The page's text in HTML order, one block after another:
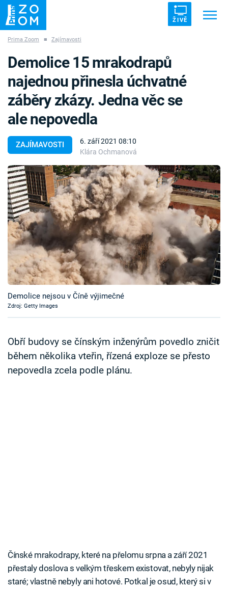
ŽIVĚ
ZÁHADY VETŘELCI DÁVNOVĚKU
Témata
Témata
Pořady
TV Program
Časopis
Sledujte prima+
Přihlášení
Prima Zoom ■ Zajímavosti
ZAJÍMAVOSTI
6. září 2021 08:10
Klára Ochmanová
Demolice 15 mrakodrapů
najednou přinesla úchvatné
záběry zkázy. Jedna věc se
ale nepovedla
Demolice nejsou v Číně výjimečné
Zdroj: Getty Images
Obří budovy se čínským inženýrům povedlo zničit
během několika vteřin, řízená exploze se přesto
nepovedla zcela podle plánu.
Čínské mrakodrapy, které na přelomu srpna a září 2021
přestaly doslova s velkým třeskem existovat, nebyly nijak
staré; vlastně nebyly ani hotové. Potkal je osud, který si v